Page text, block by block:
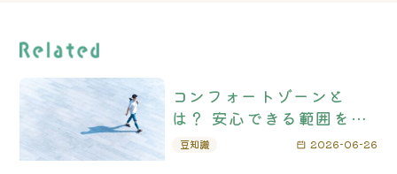
コンフォートゾーンと
は？ 安心できる範囲を広
げるメリットと実践方法
豆知識 2026-06-26